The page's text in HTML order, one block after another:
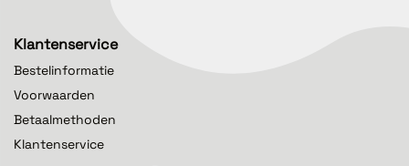
Klantenservice
Bestelinformatie
Voorwaarden
Betaalmethoden
Klantenservice